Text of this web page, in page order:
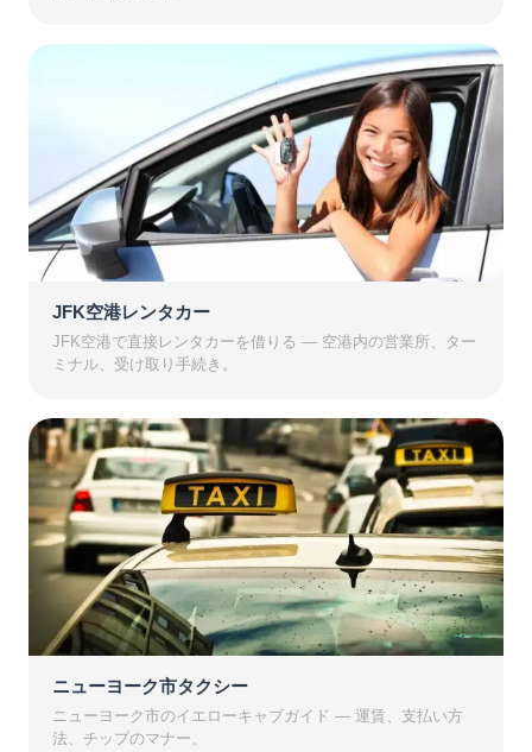
JFK空港レンタカー
JFK空港で直接レンタカーを借りる — 空港内の営業所、ター
ミナル、受け取り手続き。
ニューヨーク市タクシー
ニューヨーク市のイエローキャブガイド — 運賃、支払い方
法、チップのマナー。